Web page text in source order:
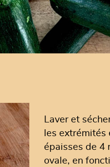
Laver et
les
épaisses de 4
ovale, en